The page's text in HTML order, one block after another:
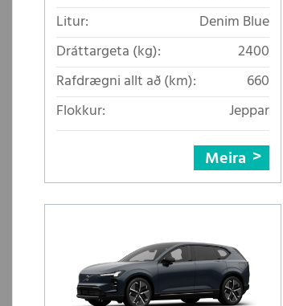
Litur:
Denim Blue
Dráttargeta (kg):
2400
Rafdrægni allt að (km):
660
Flokkur:
Jeppar
Meira